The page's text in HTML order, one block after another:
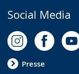
Social Media
Presse